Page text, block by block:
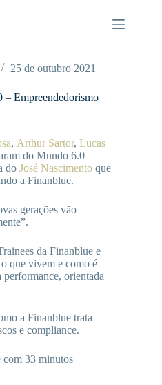
25 de outubro 2021
– Empreendedorismo
, Arthur Sartor, Lucas
do Mundo 6.0
do José Nascimento que
a Finanblue.
gerações vão
da Finanblue e
que vivem e como é
performance, orientada
a Finanblue trata
e compliance.
com 33 minutos